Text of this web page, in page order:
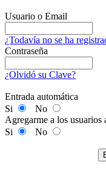
Usuario o Email
¿Todavía no se ha
Contraseña
¿Olvidó su Clave?
Entrada automática
Si
No
Agregarme a los usuarios
Si
No